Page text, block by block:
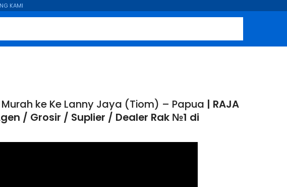
KAMI
ke Ke Lanny Jaya (Tiom) – Papua | RAJA
/ Grosir / Suplier / Dealer Rak №1 di